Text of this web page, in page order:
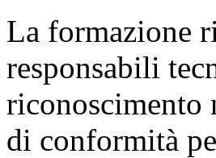
La formazione
responsabili
riconoscimento
di conformità